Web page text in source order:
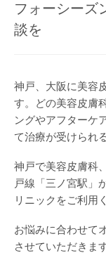
フォーシーズ
談を
神戸、大阪に美容
す。どの美容皮膚
ングやアフターケ
て治療が受けられ
神戸で美容皮膚科
戸線「三ノ宮駅」
リニックをご利用
お悩みに合わせて
させていただきます